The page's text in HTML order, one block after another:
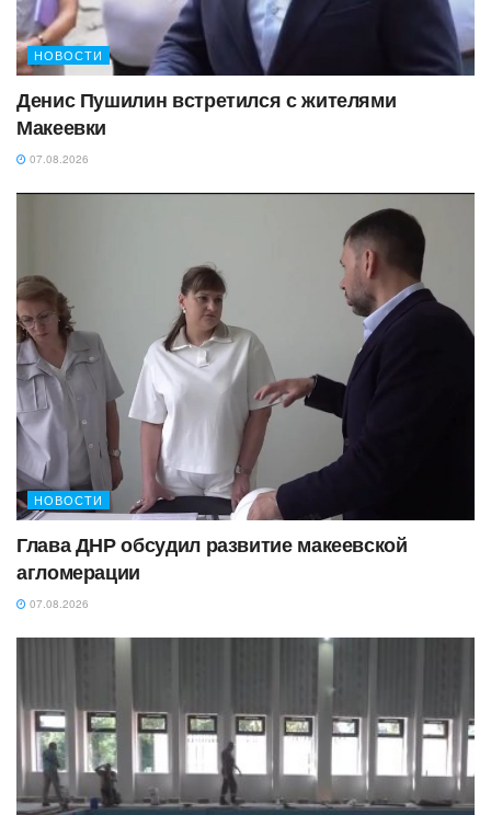
НОВОСТИ
Денис Пушилин встретился с жителями
Макеевки
07.08.2026
НОВОСТИ
Глава ДНР обсудил развитие макеевской
агломерации
07.08.2026